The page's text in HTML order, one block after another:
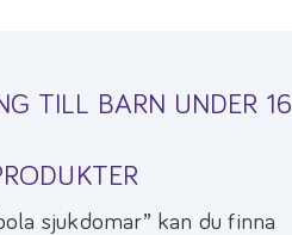
TILL BARN UNDER 16
sjukdomar” kan du finna